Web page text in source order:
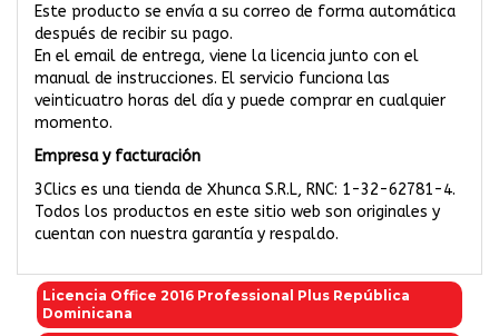
Este producto se envía a su correo de forma automática
después de recibir su pago.
En el email de entrega, viene la licencia junto con el
manual de instrucciones. El servicio funciona las
veinticuatro horas del día y puede comprar en cualquier
momento.
Empresa y facturación
3Clics es una tienda de Xhunca S.R.L, RNC: 1-32-62781-4.
Todos los productos en este sitio web son originales y
cuentan con nuestra garantía y respaldo.
Licencia Office 2016 Professional Plus República
Dominicana